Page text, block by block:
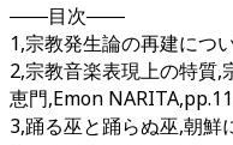
――目次――
1,宗教発生論の再建につ
2,宗教音楽表現上の特質,
恵門,Emon
3,踊る巫と踊らぬ巫,朝鮮